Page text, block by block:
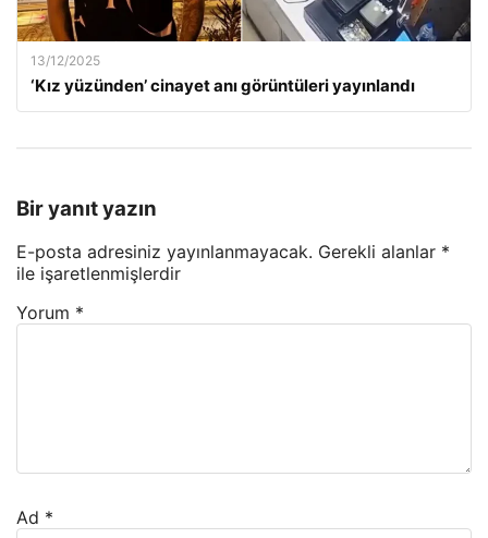
13/12/2025
‘Kız yüzünden’ cinayet anı görüntüleri yayınlandı
Bir yanıt yazın
E-posta adresiniz yayınlanmayacak. Gerekli alanlar *
ile işaretlenmişlerdir
Yorum *
Ad *